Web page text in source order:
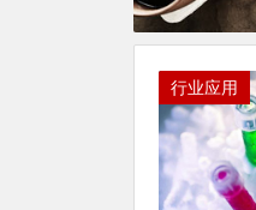
行业应用